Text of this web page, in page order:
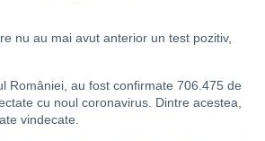
nu au mai avut anterior un test pozitiv,
României, au fost confirmate 706.475 de
cu noul coronavirus. Dintre acestea,
vindecate.